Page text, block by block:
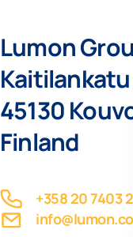
Lumon
Kaitilankatu
45130
Finland
+358 20 7403